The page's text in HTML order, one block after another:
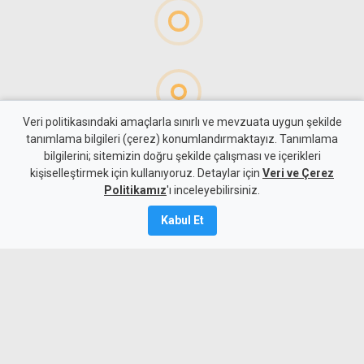
Gündem KKTC
Holguin: Başarı, nihai
anlaşmaya ulaşacak süreci
Veri politikasındaki amaçlarla sınırlı ve mevzuata uygun şekilde
tanımlama bilgileri (çerez) konumlandırmaktayız. Tanımlama
bilgilerini; sitemizin doğru şekilde çalışması ve içerikleri
kişiselleştirmek için kullanıyoruz. Detaylar için Veri ve Çerez
Politikamız'ı inceleyebilirsiniz.
Kabul Et